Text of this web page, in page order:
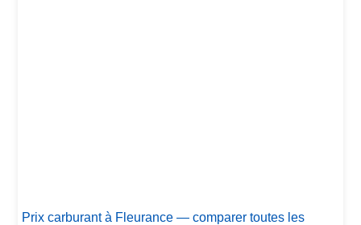
Prix carburant à Fleurance — comparer toutes les